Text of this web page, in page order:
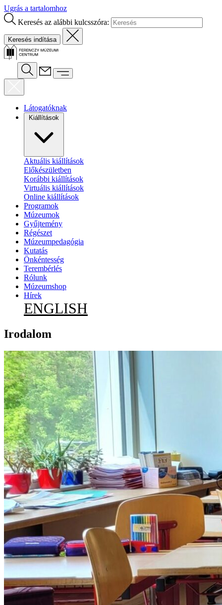
Ugrás a tartalomhoz
Keresés az alábbi kulcsszóra:
Látogatóknak
Kiállítások
Aktuális kiállítások
Előkészületben
Korábbi kiállítások
Virtuális kiállítások
Online kiállítások
Programok
Múzeumok
Gyűjtemény
Régészet
Múzeumpedagógia
Kutatás
Önkéntesség
Terembérlés
Rólunk
Múzeumshop
Hírek
ENGLISH
Irodalom